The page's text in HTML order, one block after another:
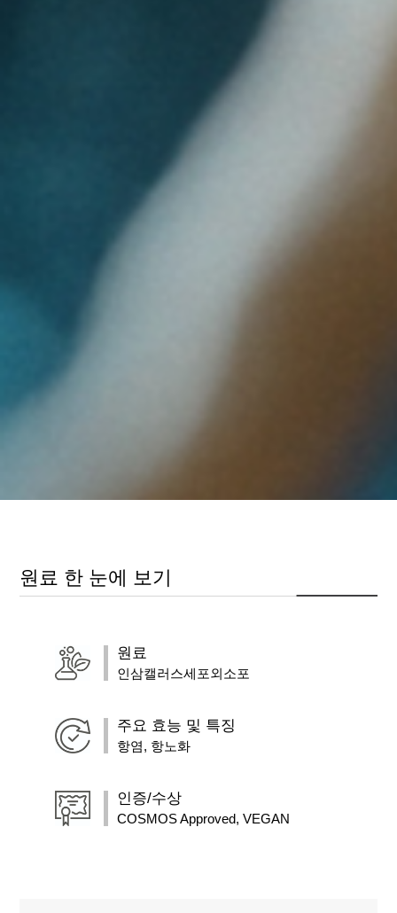
원료 한 눈에 보기
원료
인삼캘러스세포외소포
주요 효능 및 특징
항염, 항노화
인증/수상
COSMOS Approved, VEGAN